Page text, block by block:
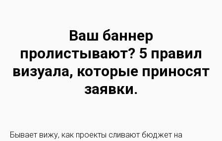
Ваш баннер
пролистывают? 5 правил
визуала, которые приносят
заявки.
Бывает вижу, как проекты сливают бюджет на